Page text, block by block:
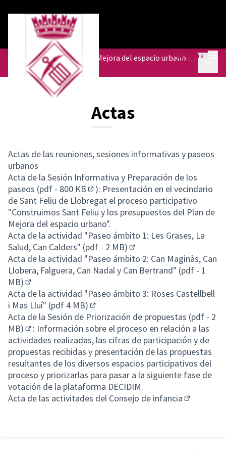
Entra
Presupuestos del Plan de Mejora del espacio urbano de diferentes barrios
Actas
Actas
Actas de las reuniones, sesiones informativas y paseos
urbanos
Acta de la Sesión Informativa y Preparación de los
paseos (pdf - 800 KB
(Enlace externo)
): Presentación en el vecindario
de Sant Feliu de Llobregat el proceso participativo
"Construimos Sant Feliu y los presupuestos del Plan de
Mejora del espacio urbano".
Acta de la actividad "Paseo ámbito 1: Les Grases, La
Salud, Can Calders" (pdf - 2 MB)
(Enlace externo)
Acta de la actividad "Paseo ámbito 2: Can Maginàs, Can
Llobera, Falguera, Can Nadal y Can Bertrand" (pdf - 1
MB)
(Enlace externo)
Acta de la actividad "Paseo ámbito 3: Roses Castellbell
i Mas Lluí" (pdf 4 MB)
(Enlace externo)
Acta de la Sesión de Priorización de propuestas (pdf - 2
MB)
(Enlace externo)
: Información sobre el proceso en relación a las
actividades realizadas, las cifras de participación y de
propuestas recibidas y presentación de las propuestas
resultantes de los diversos espacios participativos del
proceso y priorizarlas para pasar a la siguiente fase de
votación de la plataforma DECIDIM.
Acta de las activitades del Consejo de infancia